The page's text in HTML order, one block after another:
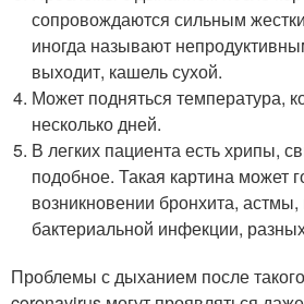
сопровождаются сильным
иногда называют
выходит, кашель сухой.
Может подняться температура,
несколько дней.
В легких пациента есть хрипы,
подобное. Такая картина может
возникновении бронхита, астмы,
бактериальной инфекции,
Проблемы с дыханием после